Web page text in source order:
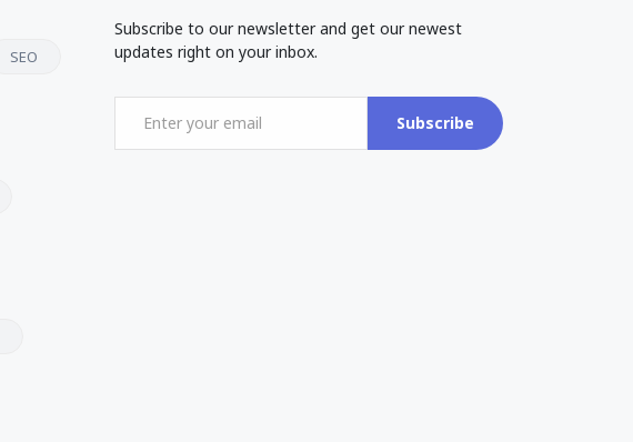
SEO
Subscribe to our newsletter and get our newest
updates right on your inbox.
Subscribe